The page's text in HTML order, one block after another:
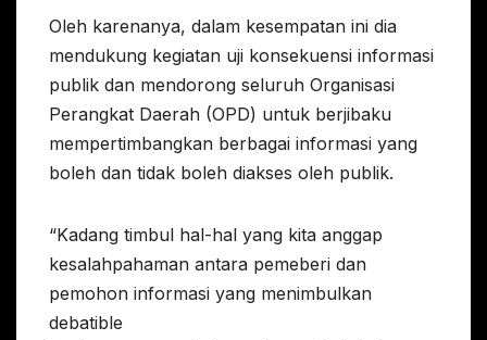
Oleh karenanya, dalam kesempatan ini dia
mendukung kegiatan uji konsekuensi informasi
publik dan mendorong seluruh Organisasi
Perangkat Daerah (OPD) untuk berjibaku
mempertimbangkan berbagai informasi yang
boleh dan tidak boleh diakses oleh publik.
“Kadang timbul hal-hal yang kita anggap
kesalahpahaman antara pemeberi dan
pemohon informasi yang menimbulkan
debatible